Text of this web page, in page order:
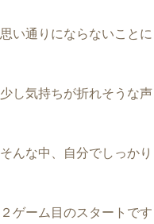
思い通りにならないことに
少し気持ちが折れそうな声
そんな中、自分でしっか
２ゲーム目のスタートです